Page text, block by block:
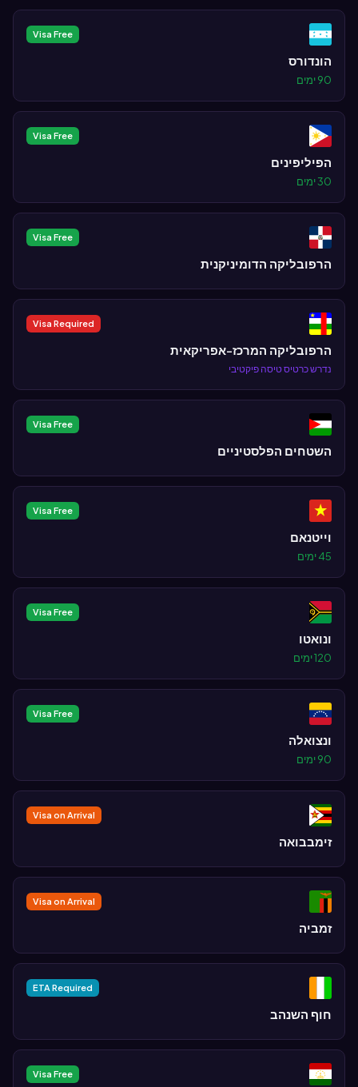
Visa Free
הונדורס
90 ימים
Visa Free
הפיליפינים
30 ימים
Visa Free
הרפובליקה הדומיניקנית
Visa Required
הרפובליקה המרכז-אפריקאית
נדרש כרטיס טיסה פיקטיבי
Visa Free
השטחים הפלסטיניים
Visa Free
וייטנאם
45 ימים
Visa Free
ונואטו
120 ימים
Visa Free
ונצואלה
90 ימים
Visa on Arrival
זימבבואה
Visa on Arrival
זמביה
ETA Required
חוף השנהב
Visa Free